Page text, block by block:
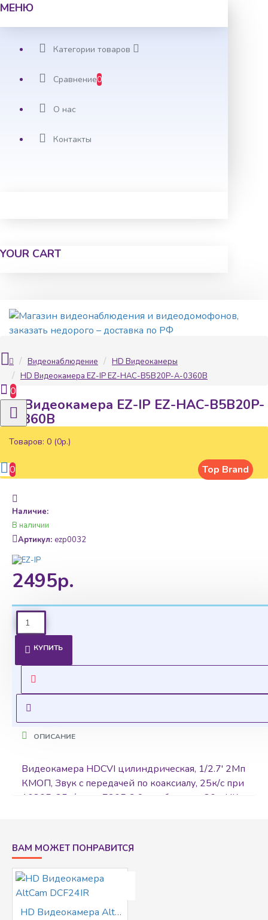
МЕНЮ
Категории товаров
Сравнение0
О нас
Контакты
YOUR CART
0
Товаров: 0 (0р.)
0
Видеонаблюдение
HD Видеокамеры
HD Видеокамера EZ-IP EZ-HAC-B5B20P-A-0360B
HD Видеокамера EZ-IP EZ-HAC-B5B20P-
A-0360B
Top Brand
2495р.
Наличие:
В наличии
Артикул: ezp0032
КУПИТЬ
Ценовая политика
Уточнить цены на опт можно у менеджера
ОПИСАНИЕ
Видеокамера HDCVI цилиндрическая, 1/2.7' 2Мп
КМОП, Звук с передачей по коаксиалу, 25к/с при
1080P, 25к/с при 720P 3.6мм объектив 80м ИК,
ВАМ МОЖЕТ ПОНРАВИТСЯ
HD Видеокамера AltCam DCF24IR